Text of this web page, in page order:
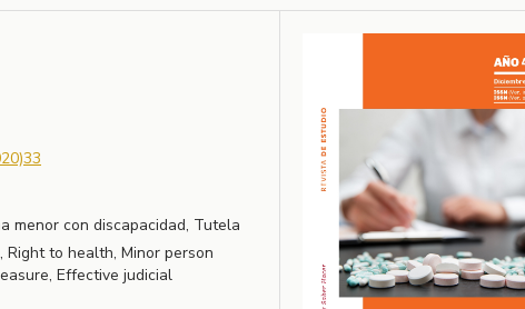
menor con discapacidad, Tutela
to health, Minor person
Effective judicial